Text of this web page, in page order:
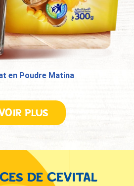
en Poudre Matina
PLUS
DE CEVITAL